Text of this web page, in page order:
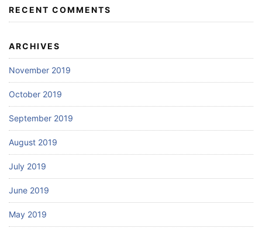
RECENT COMMENTS
ARCHIVES
November 2019
October 2019
September 2019
August 2019
July 2019
June 2019
May 2019